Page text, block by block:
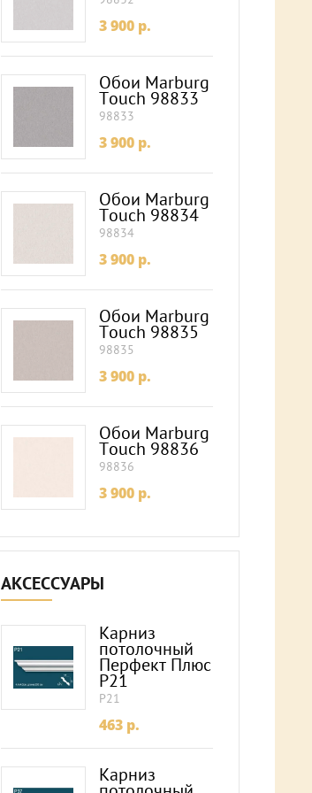
3 900 p.
Обои Marburg
Touch 98833
98833
3 900 p.
Обои Marburg
Touch 98834
98834
3 900 p.
Обои Marburg
Touch 98835
98835
3 900 p.
Обои Marburg
Touch 98836
98836
3 900 p.
АКСЕССУАРЫ
Карниз
потолочный
Перфект Плюс
P21
P21
463 p.
Карниз